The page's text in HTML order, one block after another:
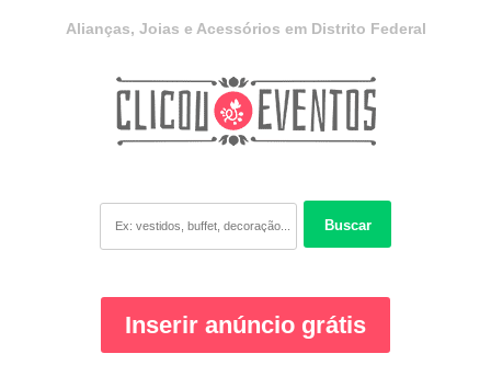
Alianças, Joias e Acessórios em Distrito Federal
Buscar
Inserir anúncio grátis